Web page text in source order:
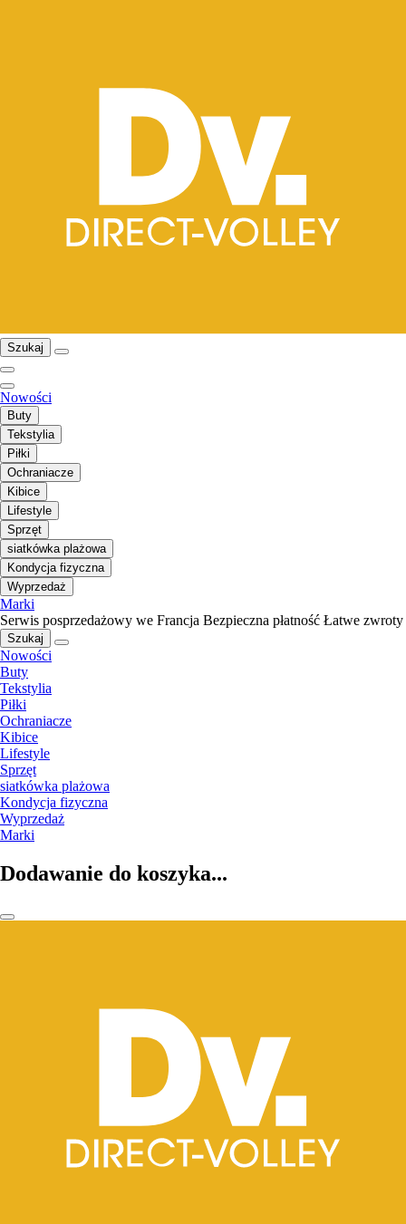
Szukaj
Nowości
Buty
Tekstylia
Piłki
Ochraniacze
Kibice
Lifestyle
Sprzęt
siatkówka plażowa
Kondycja fizyczna
Wyprzedaż
Marki
Serwis posprzedażowy we Francja Bezpieczna płatność Łatwe zwroty
Szukaj
Nowości
Buty
Tekstylia
Piłki
Ochraniacze
Kibice
Lifestyle
Sprzęt
siatkówka plażowa
Kondycja fizyczna
Wyprzedaż
Marki
Dodawanie do koszyka...